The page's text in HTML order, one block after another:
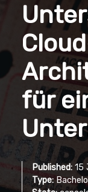
für
Published: 15
Type: